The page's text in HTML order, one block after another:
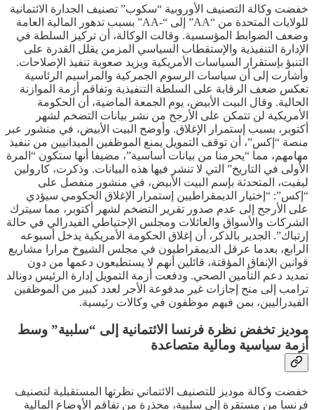
خفضت وكالة التصنيف الأوروبية “سكوب” تصنيف الجدارة الائتمانية
للولايات المتحدة من “AA” إلى “-AA” بسبب تدهور المالية العامة
وضعف الضوابط المؤسسية. وقالت الوكالة، أن تركيز السلطة في
الإدارة التنفيذية والإستقطاب السياسي المزمن يقلل القدرة على
التنبؤ بإستقرار السياسات الأمريكية ويزيد صعوبة تنفيذ الإصلاحات.
وأشارت إلى أن سياسات الرسوم الجمركية والمراسيم الرئاسية
تعكس ضعف الرقابة على السلطة التنفيذية وتفاقم أزمة الموازنة
الحالية. وقال البيت الأبيض، يوم الجمعة الماضية، أن الحكومة
الأمريكية لن تتمكن على الأرجح من نشر بيانات التضخم لشهر
أكتوبر، بسبب إستمرار الإغلاق. وأوضح البيت الأبيض، في منشور عبر
منصة “إكس”، أن توقف التمويل يمنع الموظفين الميدانيين من تنفيذ
مهامهم، مما “يحرمنا من بيانات أساسية”، مضيفا أنها ستكون “المرة
الأولى في التاريخ” التي لا تنشر فيها هذه البيانات. وذكرت، كارولين
ليفيت، المتحدثة بإسم البيت الأبيض، في منشور منفصل على
“إكس”: “إختيار الديمقراطيين إستمرار الإغلاق الحكومي سيؤدي
على الأرجح إلى عدم صدور تقرير التضخم لشهر أكتوبر، مما سيترك
الشركات والأسواق والعائلات ومجلس الإحتياطي الفيدرالي في حالة
إرتباك”. الجدير بالذكر، أن إغلاق الحكومة الأمريكية يدخل أسبوعه
الرابع، بعدما عرقل الديمقراطيون في مجلس الشيوخ مرارا مشاريع
قوانين الإنفاق المؤقتة، قائلين أنهم لا يستطيعون دعمها من دون
تمديد دعم التأمين الصحي. ودفعت أزمة التمويل إدارة الرئيس دونالد
ترامب إلى منح إجازات غير مدفوعة الأجر لعدد كبير من الموظفين
الفيدراليين، بمن فيهم موظفون في وكالات رئيسية.
موديز تخفض نظرة فرنسا الائتمانية إلى “سلبية” وسط
أزمة سياسية ومالية متصاعدة
خفضت وكالة موديز للتصنيف الائتماني نظرتها المستقبلية لتصنيف
فرنسا من مستقرة إلى سلبية، محذرة من تفاقم الأوضاع المالية